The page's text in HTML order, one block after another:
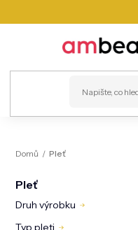
na
ZDRAVÍ
Domů / Pleť
Pleť
Druh výrobku
Typ pleti